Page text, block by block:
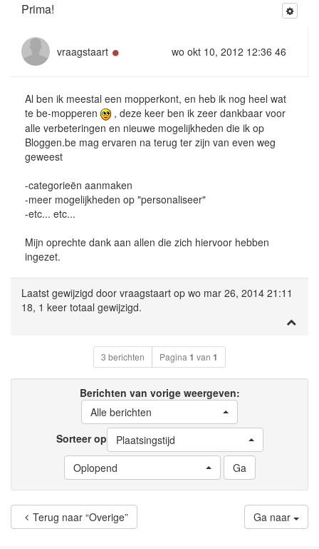
Prima!
vraagstaart wo okt 10, 2012 12:36 46
Al ben ik meestal een mopperkont, en heb ik nog heel wat
te be-mopperen
, deze keer ben ik zeer dankbaar voor
alle verbeteringen en nieuwe mogelijkheden die ik op
Bloggen.be mag ervaren na terug ter zijn van even weg
geweest
-categorieën aanmaken
-meer mogelijkheden op "personaliseer"
-etc... etc...
Mijn oprechte dank aan allen die zich hiervoor hebben
ingezet.
Laatst gewijzigd door vraagstaart op wo mar 26, 2014 21:11
18, 1 keer totaal gewijzigd.
3 berichten Pagina 1 van 1
Berichten van vorige weergeven:
Alle berichten
Sorteer op
Plaatsingstijd
Oplopend
Terug naar “Overige” Ga naar